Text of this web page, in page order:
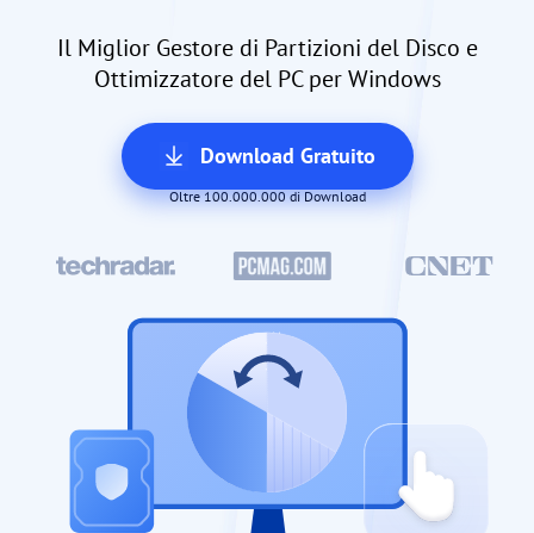
Il Miglior Gestore di Partizioni del Disco e
Ottimizzatore del PC per Windows
Download Gratuito
Oltre 100.000.000 di Download